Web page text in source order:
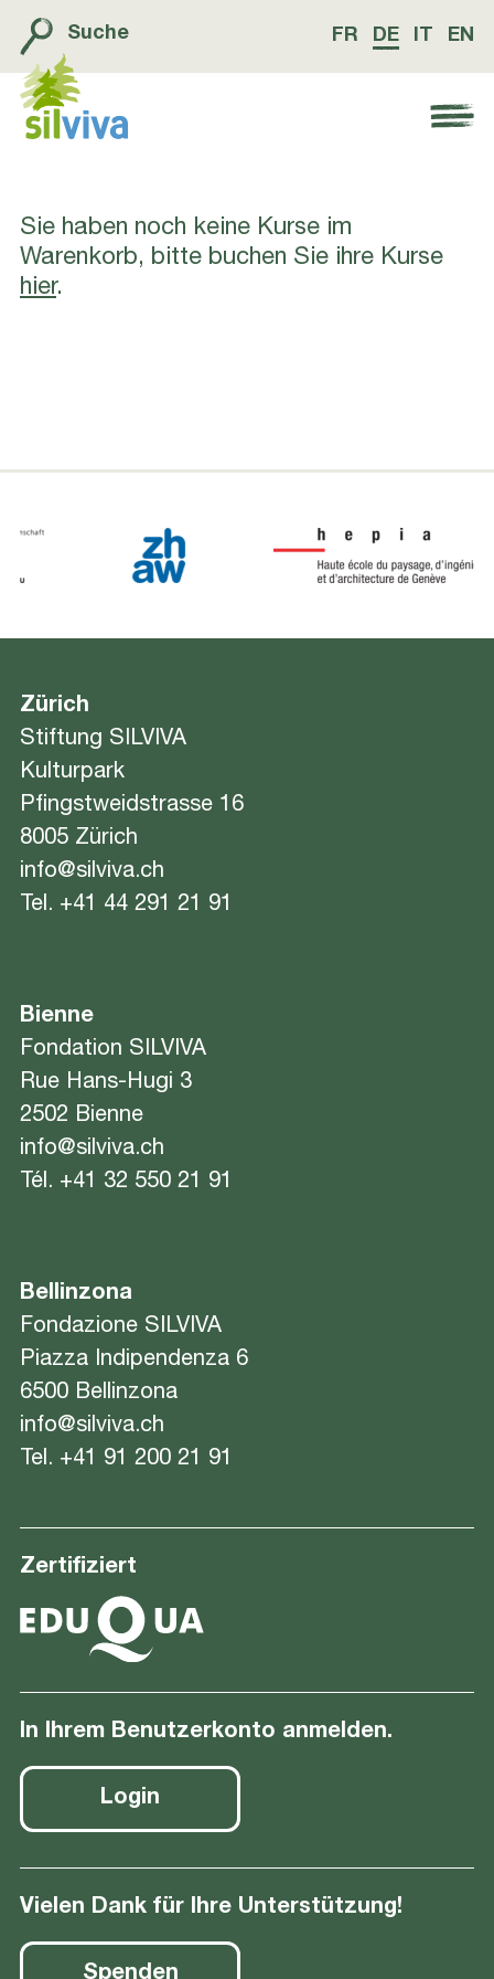
Suche FR DE EN
Navigation öffnen bzw. schliessen
Sie haben noch keine Kurse im
Warenkorb, bitte buchen Sie ihre Kurse
hier.
Zürich
Stiftung SILVIVA
Kulturpark
Pfingstweidstrasse 16
8005 Zürich
info@silviva.ch
Tel. +41 44 291 21 91
Bienne
Fondation SILVIVA
Rue Hans-Hugi 3
2502 Bienne
info@silviva.ch
Tél. +41 32 550 21 91
Bellinzona
Fondazione SILVIVA
Piazza Indipendenza 6
6500 Bellinzona
info@silviva.ch
Tel. +41 91 200 21 91
Zertifiziert
In Ihrem Benutzerkonto anmelden.
Login
Vielen Dank für Ihre Unterstützung!
Spenden